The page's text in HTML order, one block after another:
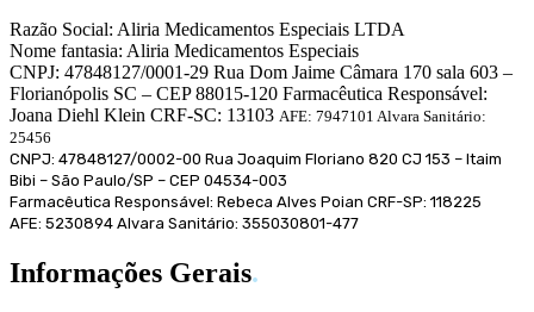
Razão Social: Aliria Medicamentos Especiais LTDA
Nome fantasia: Aliria Medicamentos Especiais
CNPJ: 47848127/0001-29 Rua Dom Jaime Câmara 170 sala 603 –
Florianópolis SC – CEP 88015-120 Farmacêutica Responsável:
Joana Diehl Klein CRF-SC: 13103 AFE: 7947101 Alvara Sanitário:
25456
CNPJ: 47848127/0002-00 Rua Joaquim Floriano 820 CJ 153 – Itaim
Bibi – São Paulo/SP – CEP 04534-003
Farmacêutica Responsável: Rebeca Alves Poian CRF-SP: 118225
AFE: 5230894 Alvara Sanitário: 355030801-477
Informações Gerais.